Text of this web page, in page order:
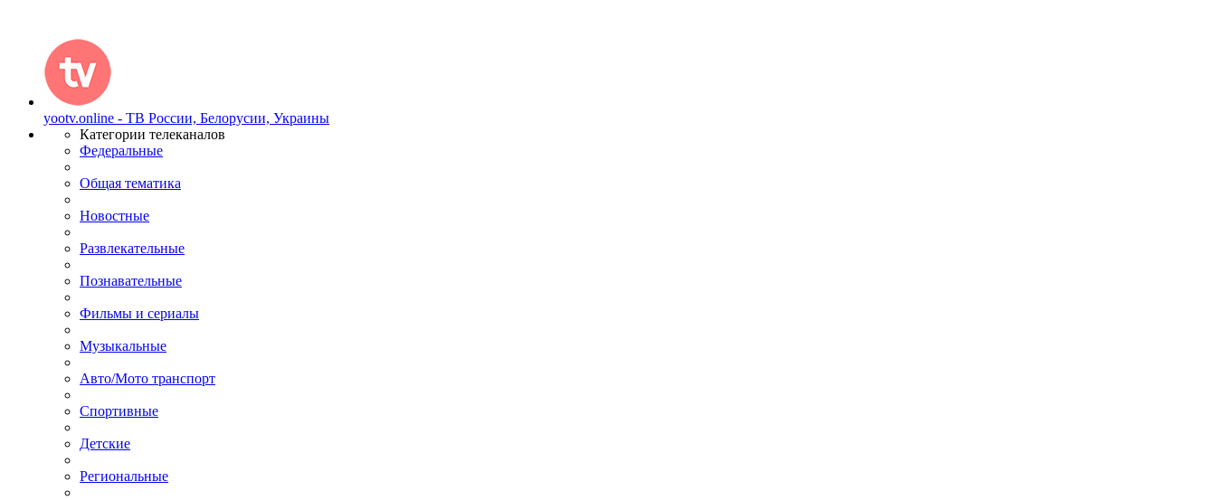
yootv.online - ТВ России, Белорусии, Украины
Категории телеканалов
Федеральные
Общая тематика
Новостные
Развлекательные
Познавательные
Фильмы и сериалы
Музыкальные
Авто/Мото транспорт
Спортивные
Детские
Региональные